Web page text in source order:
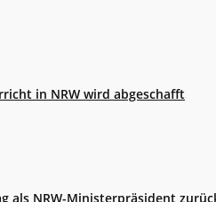
in NRW wird abgeschafft
als NRW-Ministerpräsident